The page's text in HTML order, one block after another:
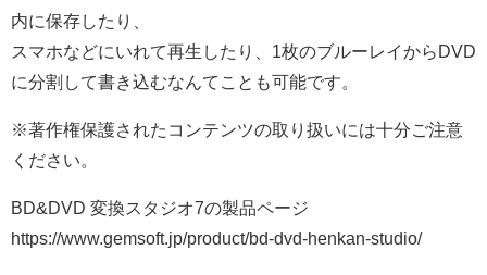
内に保存したり、
スマホなどにいれて再生したり、1枚のブルーレイからDVD
に分割して書き込むなんてことも可能です。
※著作権保護されたコンテンツの取り扱いには十分ご注意
ください。
BD&DVD 変換スタジオ7の製品ページ
https://www.gemsoft.jp/product/bd-dvd-henkan-studio/